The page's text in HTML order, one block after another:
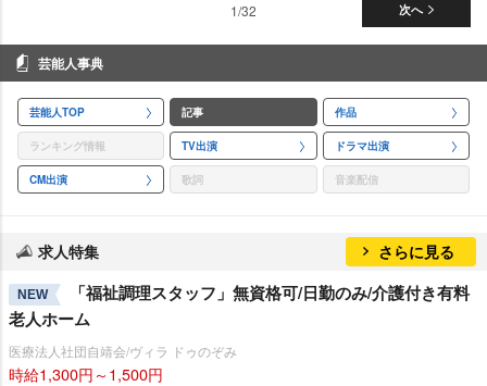
次へ
1/32
芸能人事典
芸能人TOP 記事 作品
ランキング情報 TV出演 ドラマ出演
CM出演 歌詞 音楽配信
求人特集 さらに見る
NEW
「福祉調理スタッフ」無資格可/日勤のみ/介護付き有料
老人ホーム
医療法人社団自靖会/ヴィラ ドゥのぞみ
時給1,300円～1,500円